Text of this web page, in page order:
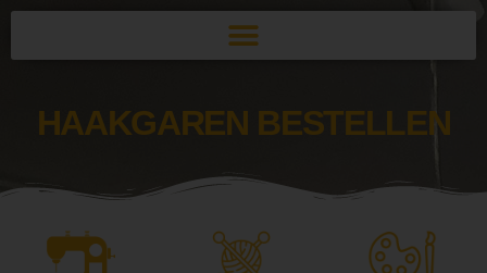
HAAKGAREN BESTELLEN